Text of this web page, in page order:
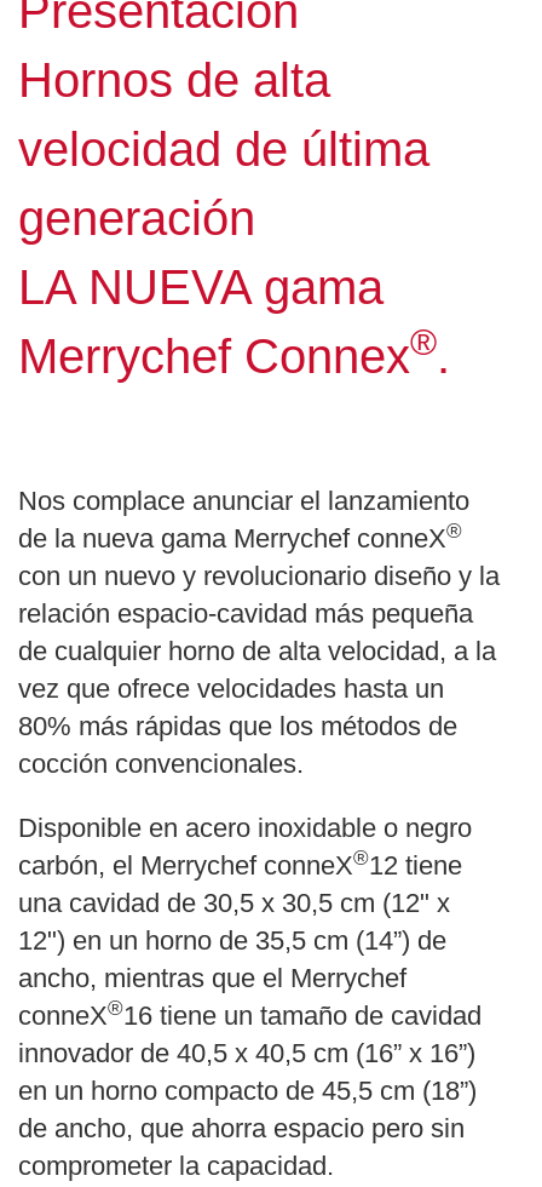
Presentación
Hornos de alta
velocidad de última
generación
LA NUEVA gama
Merrychef Connex®.
Nos complace anunciar el lanzamiento
de la nueva gama Merrychef conneX®
con un nuevo y revolucionario diseño y la
relación espacio-cavidad más pequeña
de cualquier horno de alta velocidad, a la
vez que ofrece velocidades hasta un
80% más rápidas que los métodos de
cocción convencionales.
Disponible en acero inoxidable o negro
carbón, el Merrychef conneX®12 tiene
una cavidad de 30,5 x 30,5 cm (12" x
12") en un horno de 35,5 cm (14”) de
ancho, mientras que el Merrychef
conneX®16 tiene un tamaño de cavidad
innovador de 40,5 x 40,5 cm (16” x 16”)
en un horno compacto de 45,5 cm (18”)
de ancho, que ahorra espacio pero sin
comprometer la capacidad.